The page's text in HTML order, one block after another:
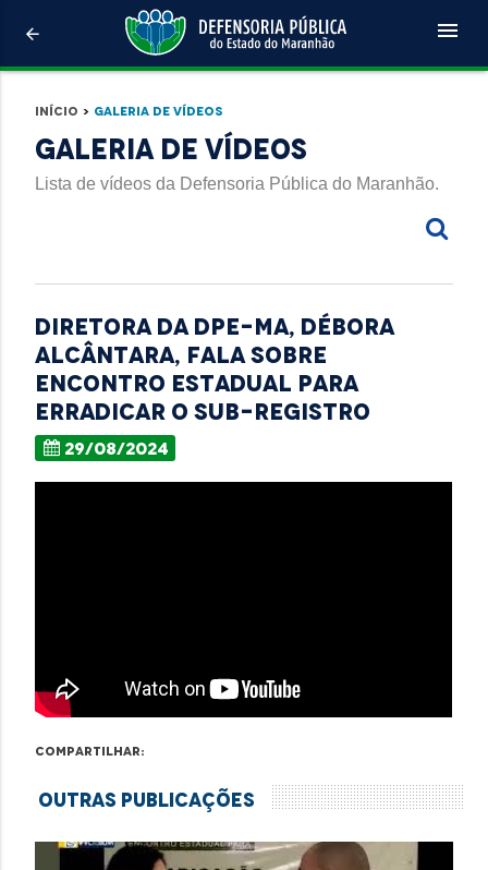
arrow_back menu
Início > Galeria de Vídeos
Galeria de Vídeos
Lista de vídeos da Defensoria Pública do Maranhão.
Diretora da DPE-MA, Débora
Alcântara, fala sobre
Encontro Estadual para
Erradicar o Sub-Registro
29/08/2024
Compartilhar:
Outras Publicações